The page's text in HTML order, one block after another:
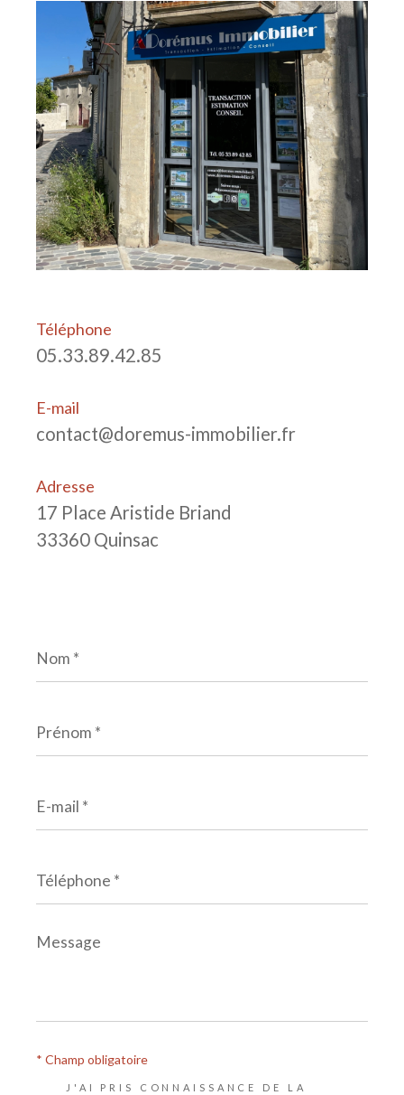
Téléphone
05.33.89.42.85
E-mail
contact@doremus-immobilier.fr
Adresse
17 Place Aristide Briand
33360 Quinsac
*
*
mail
*
*
Message
*
J'AI PRIS CONNAISSANCE DE LA
* Champ obligatoire